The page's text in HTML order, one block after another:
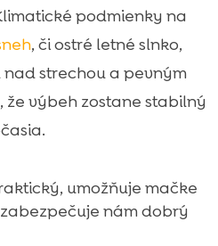
podmienky na
, či ostré letné slnko,
strechou a pevným
že výbeh zostane stabilný
umožňuje mačke
nám dobrý